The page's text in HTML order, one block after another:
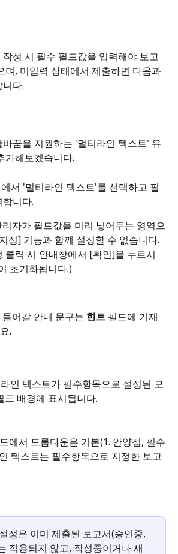
성 시 필수 필드값을 입력해야 보고
며, 미입력 상태에서 제출하면 다음과
다.
꿈을 지원하는 '멀티라인 텍스트' 유
가해보겠습니다.
서 '멀티라인 텍스트'를 선택하고 필
니다.
자가 필드값을 미리 넣어두는 영역으
정] 기능과 함께 설정할 수 없습니다.
클릭 시 안내창에서 [확인]을 누르시
초기화됩니다.)
어갈 안내 문구는 힌트 필드에 기재
.
인 텍스트가 필수항목으로 설정된 모
드 배경에 표시됩니다.
에서 드롭다운은 기본(1. 안양점, 필수
텍스트는 필수항목으로 지정한 보고
정은 이미 제출된 보고서(승인중,
적용되지 않고, 작성중이거나 새